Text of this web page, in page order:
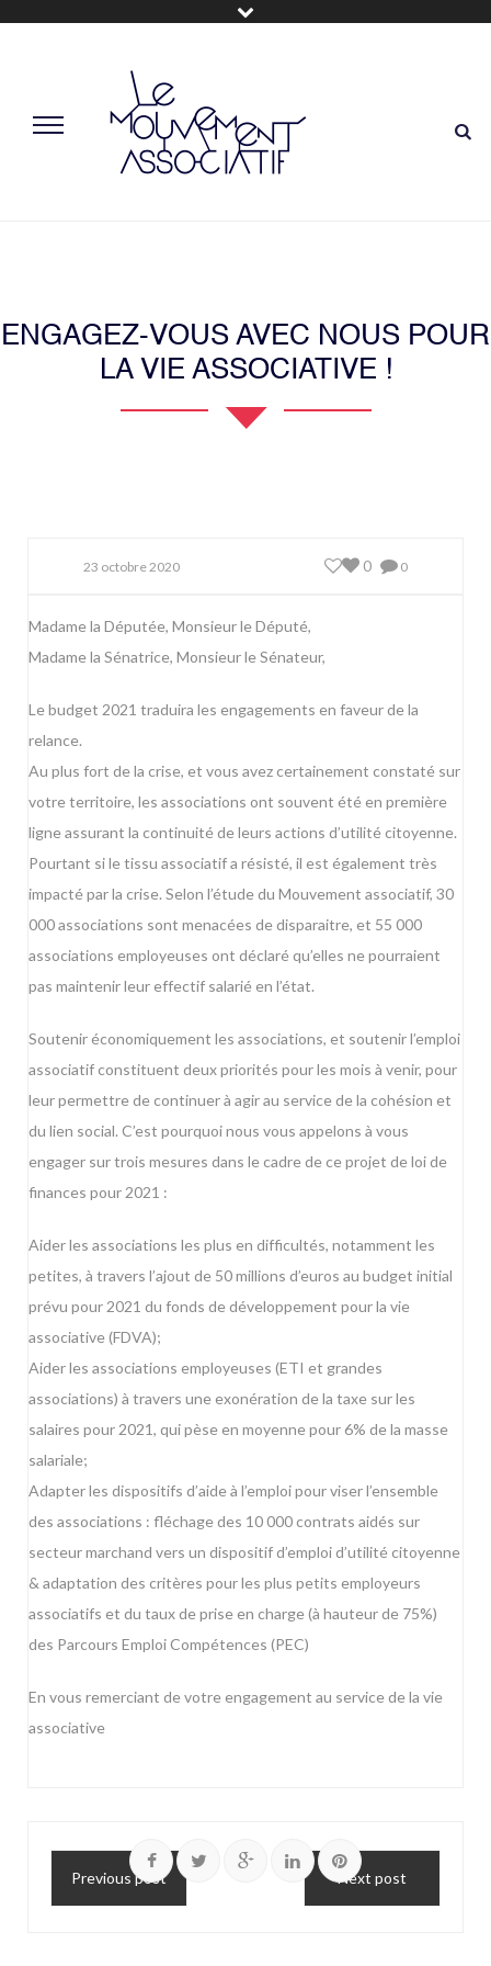
ENGAGEZ-VOUS AVEC NOUS POUR
LA VIE ASSOCIATIVE !
23 octobre 2020 0
0
Madame la Députée, Monsieur le Député,
Madame la Sénatrice, Monsieur le Sénateur,
Le budget 2021 traduira les engagements en faveur de la
relance.
Au plus fort de la crise, et vous avez certainement constaté sur
votre territoire, les associations ont souvent été en première
ligne assurant la continuité de leurs actions d’utilité citoyenne.
Pourtant si le tissu associatif a résisté, il est également très
impacté par la crise. Selon l’étude du Mouvement associatif, 30
000 associations sont menacées de disparaitre, et 55 000
associations employeuses ont déclaré qu’elles ne pourraient
pas maintenir leur effectif salarié en l’état.
Soutenir économiquement les associations, et soutenir l’emploi
associatif constituent deux priorités pour les mois à venir, pour
leur permettre de continuer à agir au service de la cohésion et
du lien social. C’est pourquoi nous vous appelons à vous
engager sur trois mesures dans le cadre de ce projet de loi de
finances pour 2021 :
Aider les associations les plus en difficultés, notamment les
petites, à travers l’ajout de 50 millions d’euros au budget initial
prévu pour 2021 du fonds de développement pour la vie
associative (FDVA);
Aider les associations employeuses (ETI et grandes
associations) à travers une exonération de la taxe sur les
salaires pour 2021, qui pèse en moyenne pour 6% de la masse
salariale;
Adapter les dispositifs d’aide à l’emploi pour viser l’ensemble
des associations : fléchage des 10 000 contrats aidés sur
secteur marchand vers un dispositif d’emploi d’utilité citoyenne
& adaptation des critères pour les plus petits employeurs
associatifs et du taux de prise en charge (à hauteur de 75%)
des Parcours Emploi Compétences (PEC)
En vous remerciant de votre engagement au service de la vie
associative
Previous post Next post